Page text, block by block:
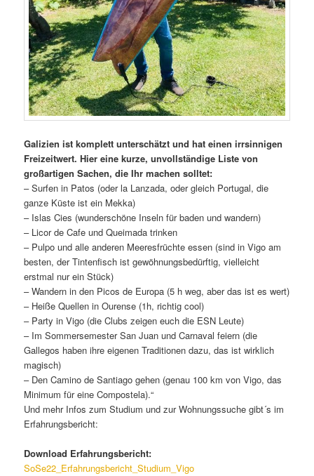
Galizien ist komplett unterschätzt und hat einen irrsinnigen
Freizeitwert. Hier eine kurze, unvollständige Liste von
großartigen Sachen, die Ihr machen solltet:
– Surfen in Patos (oder la Lanzada, oder gleich Portugal, die
ganze Küste ist ein Mekka)
– Islas Cies (wunderschöne Inseln für baden und wandern)
– Licor de Cafe und Queimada trinken
– Pulpo und alle anderen Meeresfrüchte essen (sind in Vigo am
besten, der Tintenfisch ist gewöhnungsbedürftig, vielleicht
erstmal nur ein Stück)
– Wandern in den Picos de Europa (5 h weg, aber das ist es wert)
– Heiße Quellen in Ourense (1h, richtig cool)
– Party in Vigo (die Clubs zeigen euch die ESN Leute)
– Im Sommersemester San Juan und Carnaval feiern (die
Gallegos haben ihre eigenen Traditionen dazu, das ist wirklich
magisch)
– Den Camino de Santiago gehen (genau 100 km von Vigo, das
Minimum für eine Compostela).“
Und mehr Infos zum Studium und zur Wohnungssuche gibt´s im
Erfahrungsbericht:
Download Erfahrungsbericht:
SoSe22_Erfahrungsbericht_Studium_Vigo